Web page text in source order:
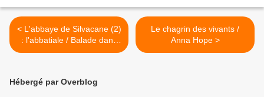
< L'abbaye de Silvacane (2)
: l'abbatiale / Balade dans
les Bouches-du-Rhône
Le chagrin des vivants /
Anna Hope >
Hébergé par Overblog